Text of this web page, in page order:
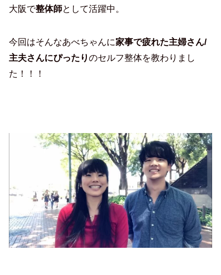
大阪で整体師として活躍中。
今回はそんなあべちゃんに家事で疲れた主婦さん/
主夫さんにぴったりのセルフ整体を教わりまし
た！！！